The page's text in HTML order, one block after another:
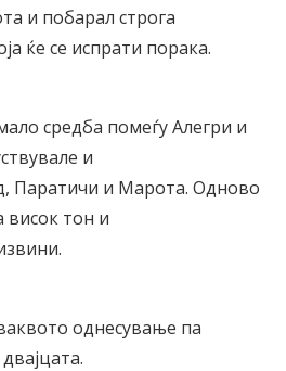
и побарал строга
ќе се испрати порака.
средба помеѓу Алегри и
и
Паратичи и Марота. Одново
висок тон и
однесување па